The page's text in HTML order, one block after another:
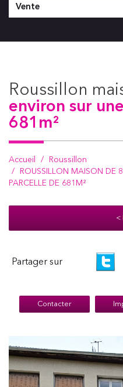
Vente
roussillon
environ sur
681m²
Accueil
Roussillon
ROUSSILLON MAISON DE
PARCELLE DE 681M²
<
Partager sur
Contacter